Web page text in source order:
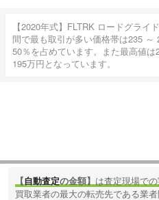
【2020年式】FLTRK ロードグライ
間で最も取引が多い価格帯は235
50％を占めています。また最高値
195万円となっています。
【自動査定の金額】 は査定現場で
買取業者の最大の転売先である業